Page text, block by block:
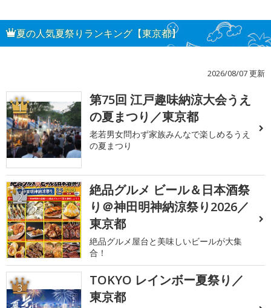
夏の人気夏祭りランキング【東京都】
2026/08/07 更新
1
第75回 江戸趣味納涼大会うえ
の夏まつり／東京都
老若男女問わず家族みんなで楽しめるうえ
の夏まつり
2
絶品グルメ ビール＆日本酒祭
り＠神田明神納涼祭り2026／
東京都
絶品グルメ屋台と美味しいビールが大集
合！
3
TOKYO レインボー夏祭り／
東京都